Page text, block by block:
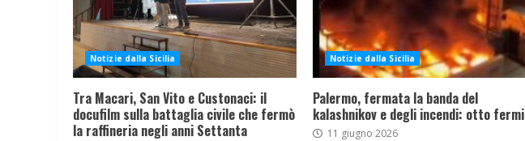
Notizie dalla Sicilia
Tra Macari, San Vito e Custonaci: il
docufilm sulla battaglia civile che fermò
la raffineria negli anni Settanta
Notizie dalla Sicilia
Palermo, fermata la banda del
kalashnikov e degli incendi: otto fermi
11 giugno 2026